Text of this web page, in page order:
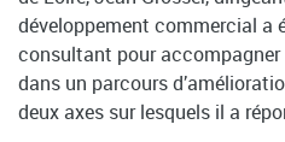
développement commercial a
consultant pour accompagner
dans un parcours
deux axes sur lesquels il a